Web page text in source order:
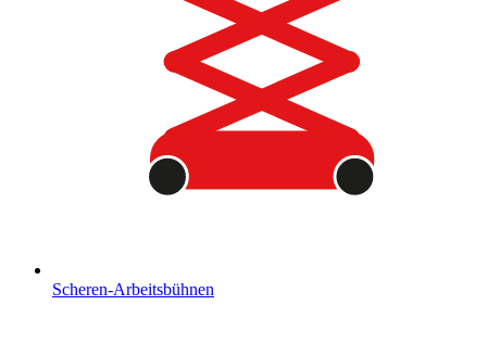
Scheren-Arbeitsbühnen